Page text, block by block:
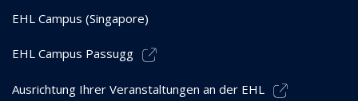
EHL Campus (Singapore)
EHL Campus Passugg
Ausrichtung Ihrer Veranstaltungen an der EHL